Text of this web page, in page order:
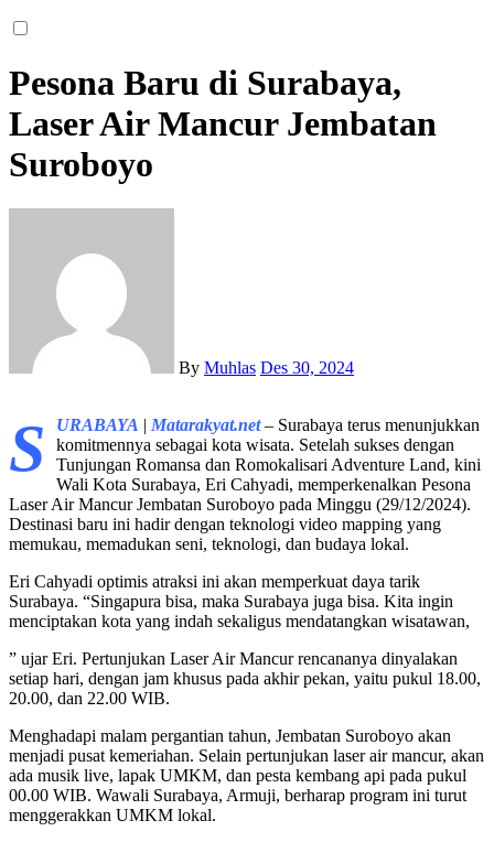
Pesona Baru di Surabaya,
Laser Air Mancur Jembatan
Suroboyo
By Muhlas Des 30, 2024
S URABAYA | Matarakyat.net– Surabaya terus menunjukkan
komitmennya sebagai kota wisata. Setelah sukses dengan
Tunjungan Romansa dan Romokalisari Adventure Land, kini
Wali Kota Surabaya, Eri Cahyadi, memperkenalkan Pesona
Laser Air Mancur Jembatan Suroboyo pada Minggu (29/12/2024).
Destinasi baru ini hadir dengan teknologi video mapping yang
memukau, memadukan seni, teknologi, dan budaya lokal.
Eri Cahyadi optimis atraksi ini akan memperkuat daya tarik
Surabaya. “Singapura bisa, maka Surabaya juga bisa. Kita ingin
menciptakan kota yang indah sekaligus mendatangkan wisatawan,
” ujar Eri. Pertunjukan Laser Air Mancur rencananya dinyalakan
setiap hari, dengan jam khusus pada akhir pekan, yaitu pukul 18.00,
20.00, dan 22.00 WIB.
Menghadapi malam pergantian tahun, Jembatan Suroboyo akan
menjadi pusat kemeriahan. Selain pertunjukan laser air mancur, akan
ada musik live, lapak UMKM, dan pesta kembang api pada pukul
00.00 WIB. Wawali Surabaya, Armuji, berharap program ini turut
menggerakkan UMKM lokal.